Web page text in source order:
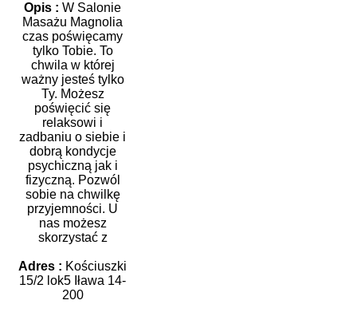
Opis : W Salonie
Masażu Magnolia
czas poświęcamy
tylko Tobie. To
chwila w której
ważny jesteś tylko
Ty. Możesz
poświęcić się
relaksowi i
zadbaniu o siebie i
dobrą kondycje
psychiczną jak i
fizyczną. Pozwól
sobie na chwilkę
przyjemności. U
nas możesz
skorzystać z
Adres : Kościuszki
15/2 lok5 Iława 14-
200